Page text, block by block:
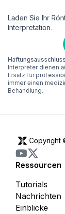
Laden Sie Ihr
Interpretation.
Interpreter dienen
Ersatz für
immer einen
Behandlung.
Copyright
Ressourcen
Einblicke
Nachrichten
Tutorials